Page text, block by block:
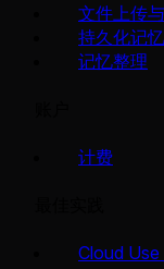
文件上传
持久化记忆
记忆整理
计费
Cloud Use